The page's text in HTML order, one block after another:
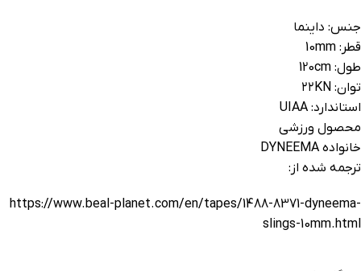
جنس: داینما
قطر: 10mm
طول: 120cm
توان: ۲۲KN
استاندارد: UIAA
محصول ورزشی
خانواده DYNEEMA
ترجمه شده از:
https://www.beal-planet.com/en/tapes/1488-8371-dyneema-
slings-10mm.html